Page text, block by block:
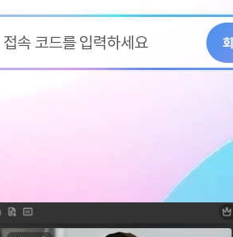
접속 코드를 입력하세요